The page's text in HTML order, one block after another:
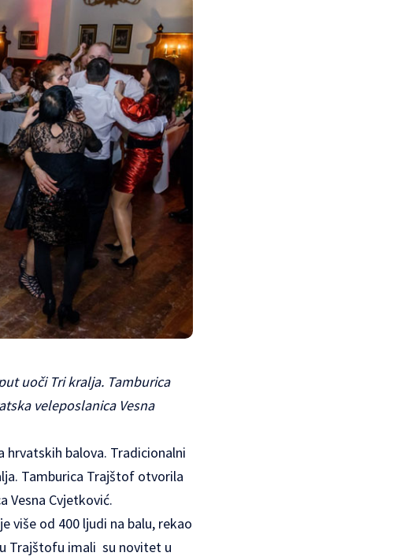
uoči Tri kralja. Tamburica
veleposlanica Vesna
balova. Tradicionalni
Tamburica Trajštof otvorila
Vesna Cvjetković.
više od 400 ljudi na balu, rekao
Trajštofu imali su novitet u